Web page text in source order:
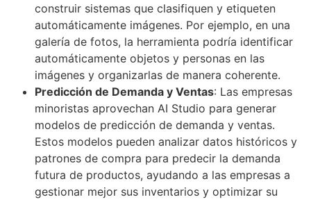
construir sistemas que clasifiquen y etiqueten
automáticamente imágenes. Por ejemplo, en una
galería de fotos, la herramienta podría identificar
automáticamente objetos y personas en las
imágenes y organizarlas de manera coherente.
Predicción de Demanda y Ventas: Las empresas
minoristas aprovechan AI Studio para generar
modelos de predicción de demanda y ventas.
Estos modelos pueden analizar datos históricos y
patrones de compra para predecir la demanda
futura de productos, ayudando a las empresas a
gestionar mejor sus inventarios y optimizar su